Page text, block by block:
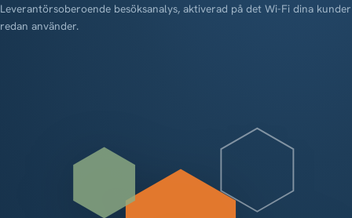
Leverantörsoberoende besöksanalys, aktiverad på det Wi-Fi dina kunder
redan använder.